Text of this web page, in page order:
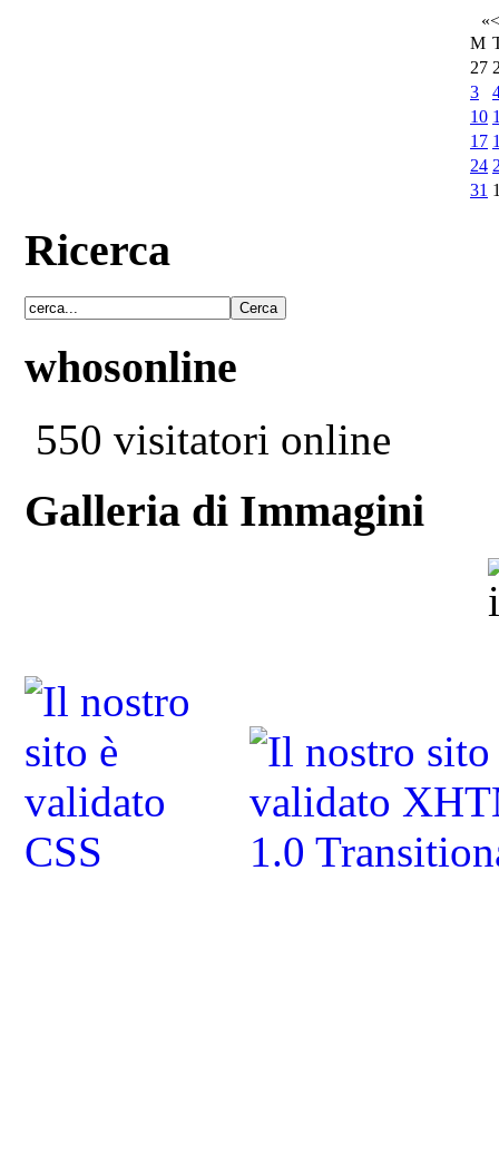
«<
M
27
3
10
17
24
31
Ricerca
whosonline
550 visitatori online
Galleria di Immagini